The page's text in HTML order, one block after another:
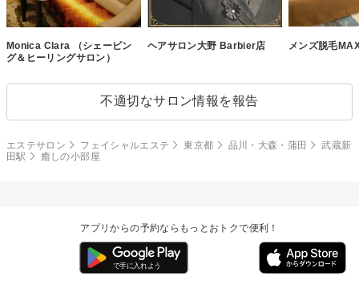
Monica Clara （シェービン
グ＆ヒーリングサロン）
ヘアサロン大野 Barbier店 メンズ脱毛
不適切なサロン情報を報告
エステサロン フェイシャルエステ 東京都 品川・大森・蒲田
武蔵新
田駅
癒しの小部屋
アプリからの予約ならもっとおトクで便利！